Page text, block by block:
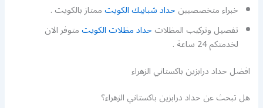
خبراء متخصصيينحداد شبابيك الكويتممتاز بالكويت .
تفصيل وتركيب المظلاتحداد مظلات الكويتمتوفر الان
لخدمتكم 24 ساعة .
افضل حداد درابزين باكستاني الزهراء
هل تبحث عن حداد درابزين باكستاني الزهراء؟